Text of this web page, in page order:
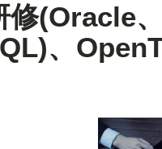
修(Oracle
、